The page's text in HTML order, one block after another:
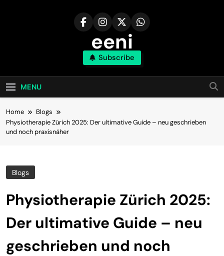
eeni
Subscribe
MENU
Home
Blogs
Physiotherapie Zürich 2025: Der ultimative Guide – neu geschrieben
und noch praxisnäher
Blogs
Physiotherapie Zürich 2025:
Der ultimative Guide – neu
geschrieben und noch